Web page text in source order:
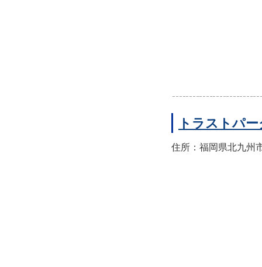
トラストパ
住所：福岡県北九州